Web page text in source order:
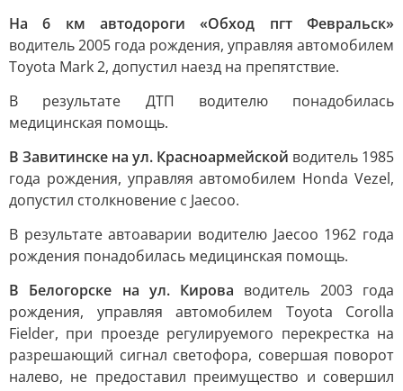
На 6 км автодороги «Обход пгт Февральск»
водитель 2005 года рождения, управляя автомобилем
Toyota Mark 2, допустил наезд на препятствие.
В результате ДТП водителю понадобилась
медицинская помощь.
В Завитинске на ул. Красноармейской водитель 1985
года рождения, управляя автомобилем Honda Vezel,
допустил столкновение с Jaecoo.
В результате автоаварии водителю Jaecoo 1962 года
рождения понадобилась медицинская помощь.
В Белогорске на ул. Кирова водитель 2003 года
рождения, управляя автомобилем Toyota Corolla
Fielder, при проезде регулируемого перекрестка на
разрешающий сигнал светофора, совершая поворот
налево, не предоставил преимущество и совершил